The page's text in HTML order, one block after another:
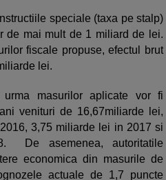
speciale (taxa pe stalp)
de mai mult de 1 miliard de lei.
fiscale propuse, efectul brut
lei.
masurilor aplicate vor fi
venituri de 16,67miliarde lei,
3,75 miliarde lei in 2017 si
De asemenea, autoritatile
economica din masurile de
actuale de 1,7 puncte